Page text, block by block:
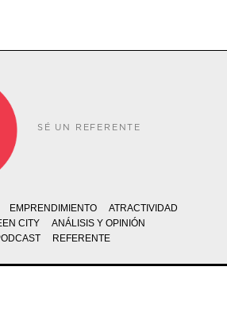
SÉ UN REFERENTE
EMPRENDIMIENTO
ATRACTIVIDAD
CITY
ANÁLISIS Y OPINIÓN
REFERENTE